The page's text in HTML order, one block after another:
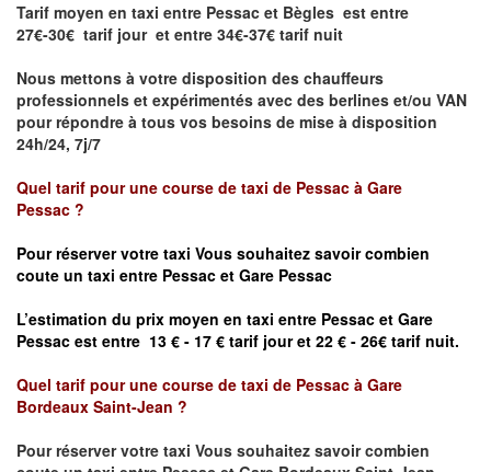
Tarif moyen en taxi entre Pessac et Bègles est entre
27€-30€ tarif jour et entre 34€-37€ tarif nuit
Nous mettons à votre disposition des chauffeurs
professionnels et expérimentés avec des berlines et/ou VAN
pour répondre à tous vos besoins de mise à disposition
24h/24, 7j/7
Quel tarif pour une course de taxi de Pessac à Gare
Pessac ?
Pour réserver votre taxi Vous souhaitez savoircombien
coute un taxi entre Pessac et Gare Pessac
L’estimation du prix moyen en taxi entre Pessac et Gare
Pessac est entre 13 € - 17 € tarif jour et 22 € - 26€ tarif nuit.
Quel tarif pour une course de taxi de Pessac à Gare
Bordeaux Saint-Jean ?
Pour réserver votre taxi Vous souhaitez savoircombien